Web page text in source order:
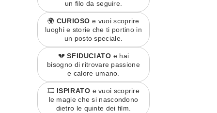
un filo da seguire.
🌍 CURIOSO e vuoi scoprire
luoghi e storie che ti portino in
un posto speciale.
💔SFIDUCIATO e hai
bisogno di ritrovare passione
e calore umano.
🎞️ ISPIRATO e vuoi scoprire
le magie che si nascondono
dietro le quinte dei film.